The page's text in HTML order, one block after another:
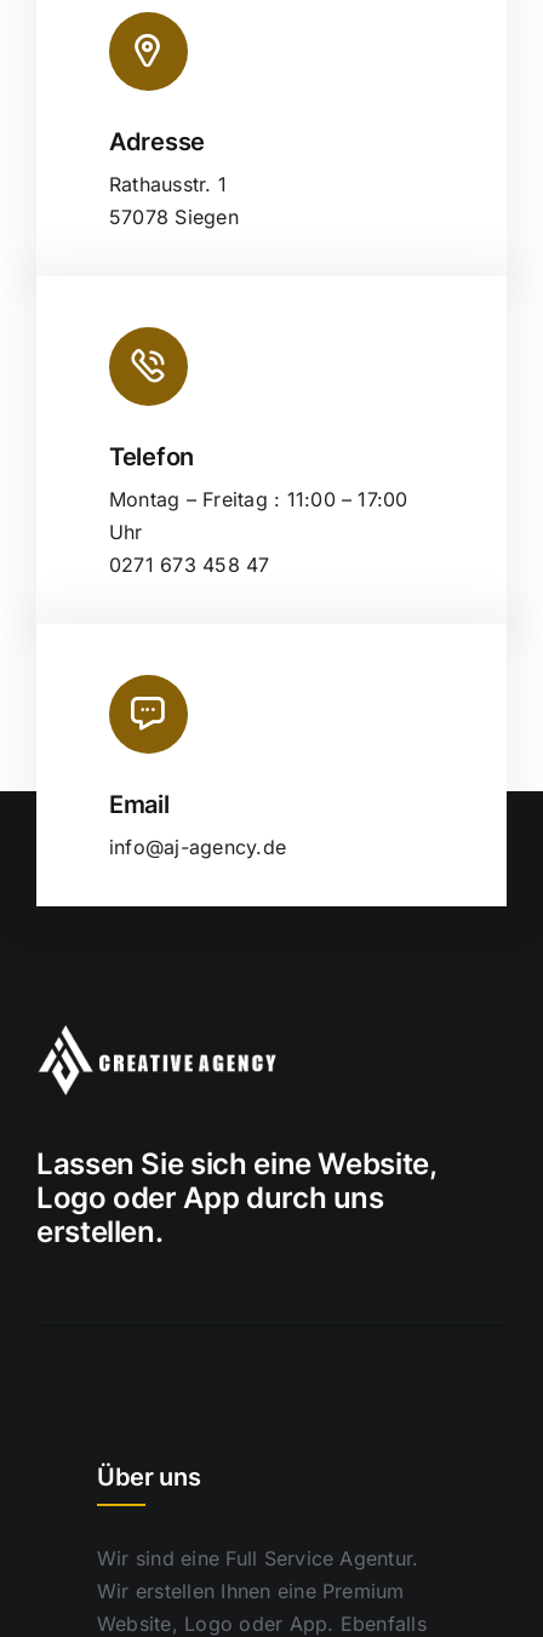
|Map tiles by
OpenStreetMap
, under ODbL.
Adresse
Rathausstr. 1
57078 Siegen
Telefon
Montag – Freitag : 11:00 – 17:00
Uhr
0271 673 458 47
Email
info@aj-agency.de
Lassen Sie sich eine Website,
Logo oder App durch uns
erstellen.
Über uns
Wir sind eine Full Service Agentur.
Wir erstellen Ihnen eine Premium
Website, Logo oder App. Ebenfalls